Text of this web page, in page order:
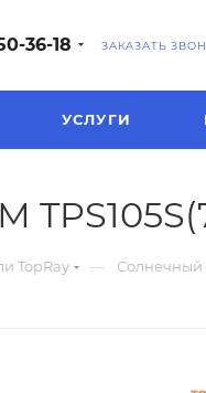
36-18 ЗАКАЗАТЬ
УСЛУГИ
TopRay — Солнечный